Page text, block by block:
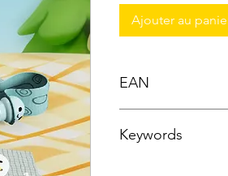
Ajouter au
EAN
Keywords